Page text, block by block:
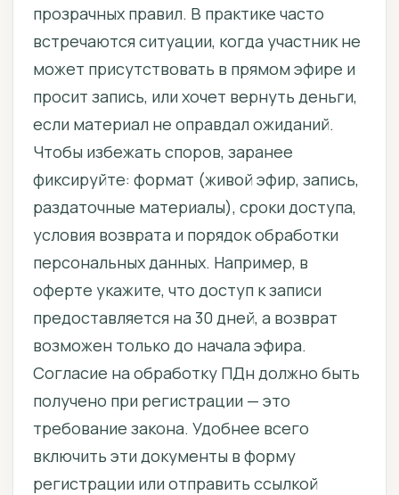
прозрачных правил. В практике часто
встречаются ситуации, когда участник не
может присутствовать в прямом эфире и
просит запись, или хочет вернуть деньги,
если материал не оправдал ожиданий.
Чтобы избежать споров, заранее
фиксируйте: формат (живой эфир, запись,
раздаточные материалы), сроки доступа,
условия возврата и порядок обработки
персональных данных. Например, в
оферте укажите, что доступ к записи
предоставляется на 30 дней, а возврат
возможен только до начала эфира.
Согласие на обработку ПДн должно быть
получено при регистрации — это
требование закона. Удобнее всего
включить эти документы в форму
регистрации или отправить ссылкой